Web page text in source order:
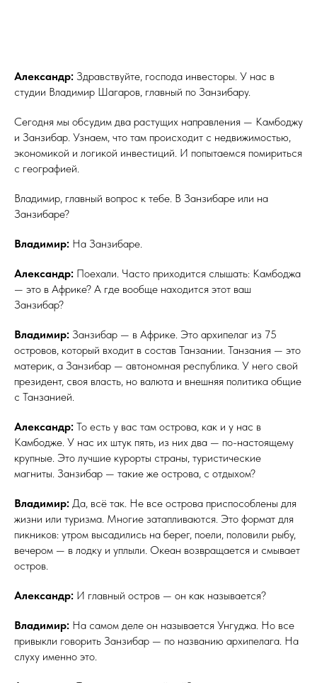
Александр: Здравствуйте, господа инвесторы. У нас в
студии Владимир Шагаров, главный по Занзибару.
Сегодня мы обсудим два растущих направления — Камбоджу
и Занзибар. Узнаем, что там происходит с недвижимостью,
экономикой и логикой инвестиций. И попытаемся помириться
с географией.
Владимир, главный вопрос к тебе. В Занзибаре или на
Занзибаре?
Владимир: На Занзибаре.
Александр: Поехали. Часто приходится слышать: Камбоджа
— это в Африке? А где вообще находится этот ваш
Занзибар?
Владимир: Занзибар — в Африке. Это архипелаг из 75
островов, который входит в состав Танзании. Танзания — это
материк, а Занзибар — автономная республика. У него свой
президент, своя власть, но валюта и внешняя политика общие
с Танзанией.
Александр: То есть у вас там острова, как и у нас в
Камбодже. У нас их штук пять, из них два — по-настоящему
крупные. Это лучшие курорты страны, туристические
магниты. Занзибар — такие же острова, с отдыхом?
Владимир: Да, всё так. Не все острова приспособлены для
жизни или туризма. Многие затапливаются. Это формат для
пикников: утром высадились на берег, поели, половили рыбу,
вечером — в лодку и уплыли. Океан возвращается и смывает
остров.
Александр: И главный остров — он как называется?
Владимир: На самом деле он называется Унгуджа. Но все
привыкли говорить Занзибар — по названию архипелага. На
слуху именно это.